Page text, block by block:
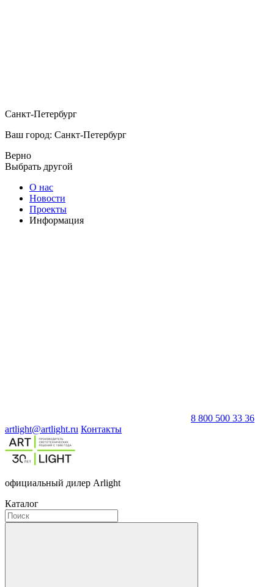
Санкт-Петербург
Ваш город: Санкт-Петербург
Верно
Выбрать другой
О нас
Новости
Проекты
Информация
8 800 500 33 36
artlight@artlight.ru Контакты
официальный дилер Arlight
Каталог